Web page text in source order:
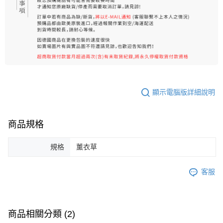
顯示電腦版詳細說明
商品規格
規格 薰衣草
客服
商品相關分類 (2)